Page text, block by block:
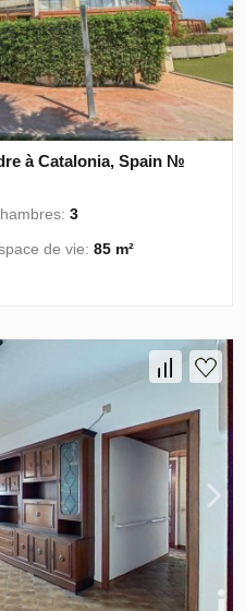
à Catalonia, Spain №
3
de vie:85 m²